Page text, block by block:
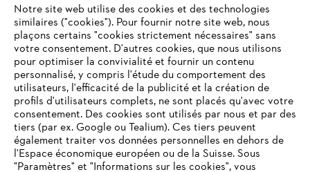
Équipements de protection individuelle
NE RATEZ PLUS RIEN GRÂCE À LA
NEWSLETTER STIHL!
E-mail
Notre site web utilise des cookies et des technologies
similaires ("cookies"). Pour fournir notre site web, nous
plaçons certains "cookies strictement nécessaires" sans
votre consentement. D'autres cookies, que nous utilisons
pour optimiser la convivialité et fournir un contenu
personnalisé, y compris l'étude du comportement des
utilisateurs, l'efficacité de la publicité et la création de
profils d'utilisateurs complets, ne sont placés qu'avec votre
consentement. Des cookies sont utilisés par nous et par des
tiers (par ex. Google ou Tealium). Ces tiers peuvent
également traiter vos données personnelles en dehors de
l'Espace économique européen ou de la Suisse. Sous
"Paramètres" et "Informations sur les cookies", vous